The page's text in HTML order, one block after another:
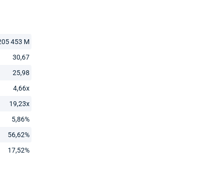
453 M
30,67
25,98
4,66x
19,23x
5,86%
56,62%
17,52%